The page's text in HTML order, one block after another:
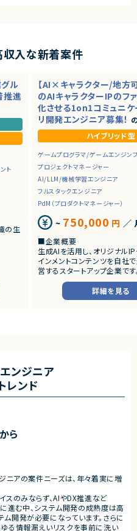
収入な新着案件
ル
推進
ト
の生
、C
支
グ
法の
の活
実
ー
【AI×キャラクター/地方
のAIキャラクターIPのフ
化させる1on1コミュニケ
リ開発エンジニア募集！
ハイブリッド型
ゲームプログラマ/ゲームエンジン
プロジェクトマネージャー
AI/LLM/機械学習エンジニア
フルスタックエンジニア
PdM（プロダクトマネージャー）
~ 750,000 円 ／
■企業概要
生成AIを活用し、オリジナル
インメントコンテンツを自社
営するスタートアップ企業です
音楽・映像・SNSなど複数の
しながら、AIを前提とした新
インメント体験の創出に取り
・ユーザーがキャラクターと
ニケーションを楽しめる新規
し、ユーザーとの関係性を深
・育成、収集、イベント、コミュ
金設計などを含む次世代型
メントサービス
■業務内容
・新規アプリ―ケーションの企
詳細を見る
ンジニア
レンド
ら
ニアの案件ニーズは、年々着実に増
スのみならず、AIやDX推進など
進む中、システム開発の成熟度は高
開発が必要になっています。さらに
ゆる情報漏えいリスクを事前に洗い